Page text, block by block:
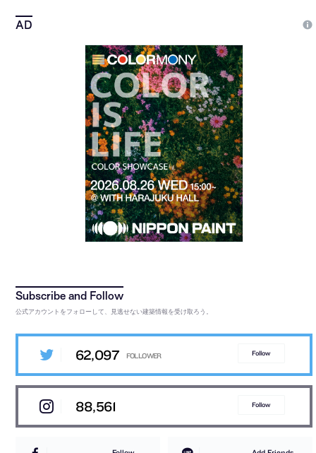
公式アカウントをフォローして、見逃せない建築情報を受け取ろう。
62,097 Follow
88,561 Follow